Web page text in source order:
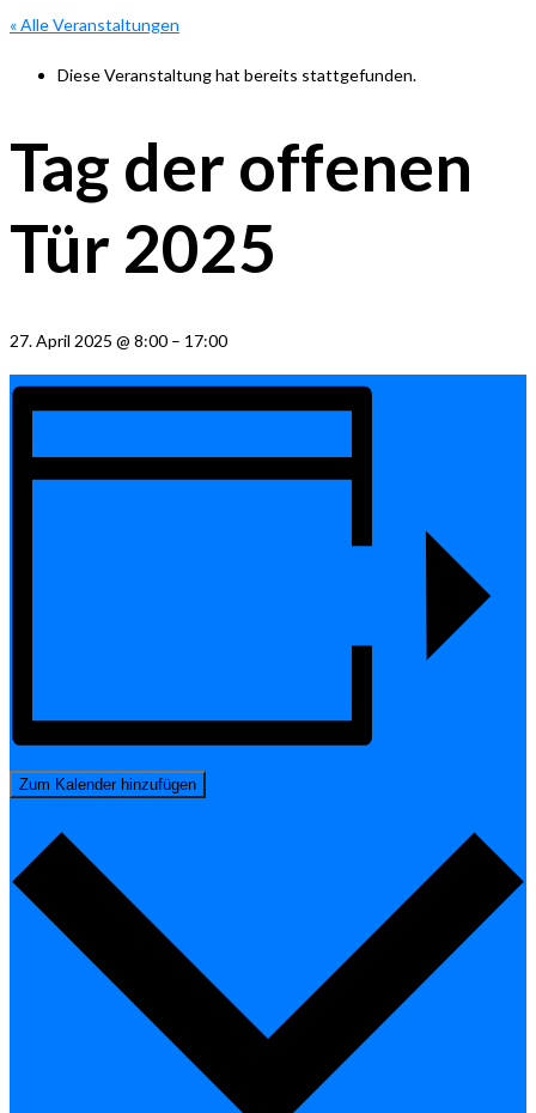
« Alle Veranstaltungen
Diese Veranstaltung hat bereits stattgefunden.
Tag der offenen
Tür 2025
27. April 2025 @ 8:00 – 17:00
Zum Kalender hinzufügen